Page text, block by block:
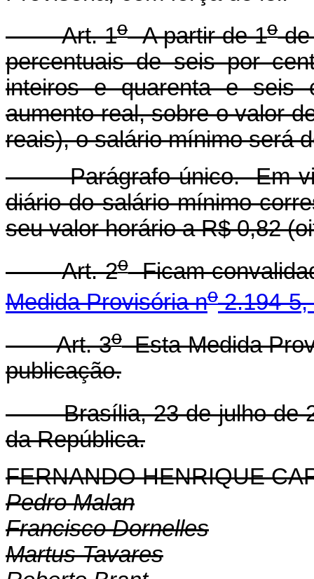
Art. 1oA partir de 1ode
percentuais de seis por
inteiros e quarenta e seis
aumento real, sobre o valor
reais), o salário mínimo será
Parágrafo único. Em
diário do salário mínimo
seu valor horário a R$ 0,82
Art. 2oFicam
Medida Provisória no2.194-5,
Art. 3oEsta Medida
publicação.
Brasília, 23 de julho de
da República.
FERNANDO HENRIQUE
Pedro Malan
Francisco Dornelles
Martus Tavares